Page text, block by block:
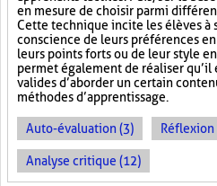
en mesure de choisir parmi
Cette technique incite les élèves à
conscience de leurs préférences
leurs points forts ou de leur style
permet également de réaliser
valides d’aborder un certain
méthodes d’apprentissage.
Auto-évaluation (3)
Analyse critique (12)